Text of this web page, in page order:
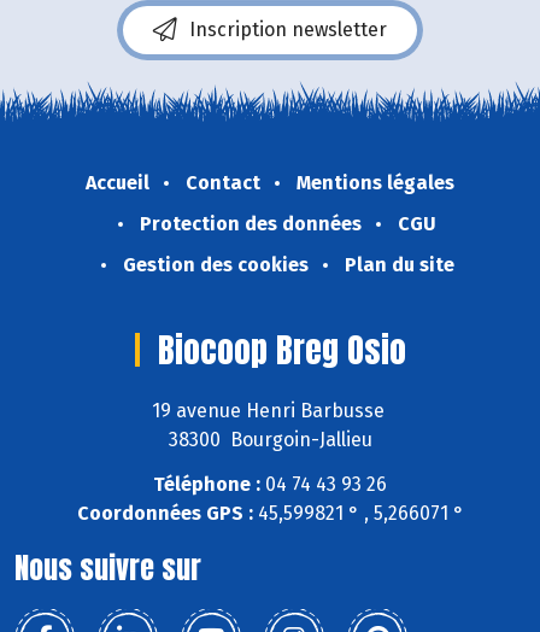
Inscription newsletter
Accueil Contact
Mentions légales
Protection des données
CGU
Gestion des cookies
Plan du site
Biocoop Breg Osio
19 avenue Henri Barbusse
38300 Bourgoin-Jallieu
Téléphone : 04 74 43 93 26
Coordonnées GPS :45,599821 ° , 5,266071 °
Nous suivre sur